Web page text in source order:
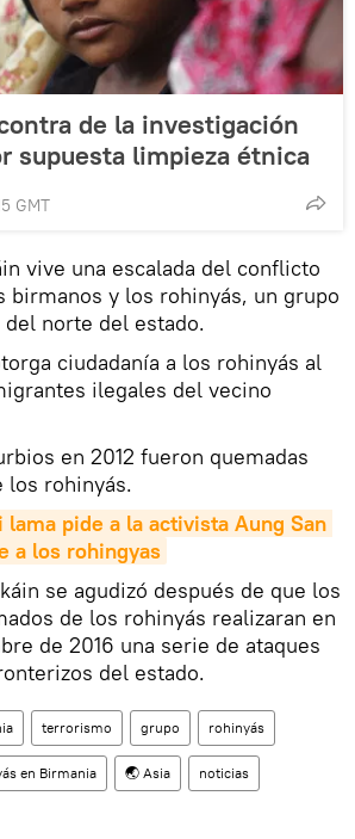
de la investigación
supuesta limpieza étnica
GMT
vive una escalada del conflicto
birmanos y los rohinyás, un grupo
norte del estado.
ciudadanía a los rohinyás al
ilegales del vecino
en 2012 fueron quemadas
los rohinyás.
lama pide a la activista Aung San
a los rohingyas
se agudizó después de que los
de los rohinyás realizaran en
de 2016 una serie de ataques
del estado.
terrorismo grupo rohinyás
en Birmania 🌏 Asia noticias